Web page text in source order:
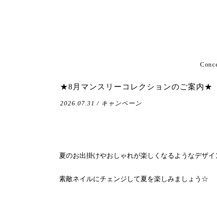
★8月マンスリーコレクションのご案内★
2026.07.31 / キャンペーン
夏のお出掛けやおしゃれが楽しくなるようなデザ
素敵ネイルにチェンジして夏を楽しみましょう☆